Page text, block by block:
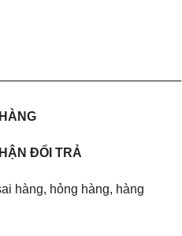
ĐỔI TRẢ
hàng, hỏng hàng, hàng